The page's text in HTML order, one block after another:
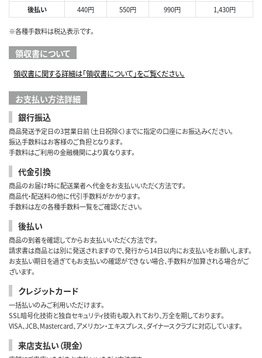
後払い
440円 550円 990円 1,430円
※各種手数料は税込表示です。
領収書について
領収書に関する詳細は「領収書について」をご覧ください。
お支払い方法詳細
銀行振込
商品発送予定日の3営業日前（土日祝除く）までに指定の口座にお振込みください。
振込手数料はお客様のご負担となります。
手数料はご利用の金融機関により異なります。
代金引換
商品のお届け時に配送業者へ代金をお支払いいただく方法です。
商品代・配送料の他に代引手数料がかかります。
手数料は左の各種手数料一覧をご確認ください。
後払い
商品の到着を確認してからお支払いいただく方法です。
請求書は商品とは別に発送されますので、発行から14日以内にお支払いをお願いします。
お支払い期日を過ぎてもお支払いの確認ができない場合、手数料が加算される場合がご
ざいます。
クレジットカード
一括払いのみご利用いただけます。
SSL暗号化技術と独自セキュリティ技術も取入れており、万全を期しております。
VISA、JCB、Mastercard、アメリカン・エキスプレス、ダイナースクラブに対応しています。
来店支払い（現金）